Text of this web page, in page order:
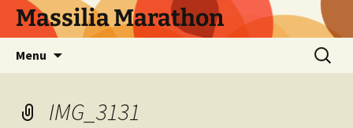
AllerMassilia Marathon
Menu
IMG_3131